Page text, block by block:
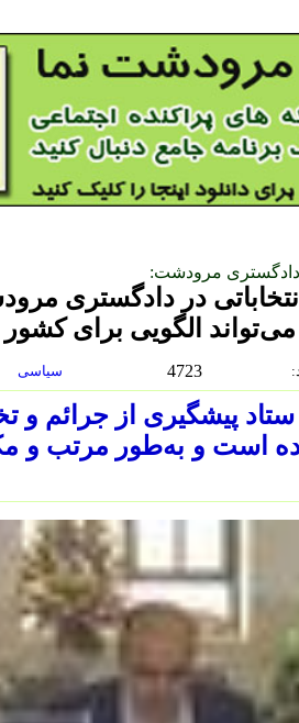
مرودشت:
در دادگستری
الگویی برای کشور
4723
پیشگیری از جرائم و
است و به‌طور مرتب و